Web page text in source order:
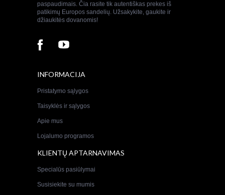
paspaudimais. Čia rasite tik autentiškas prekes iš
patikimų Europos sandelių. Užsakykite, gaukite ir
džiaukitės dovanomis!
INFORMACIJA
Pristatymo sąlygos
Taisyklės ir sąlygos
Apie mus
Lojalumo programos
KLIENTŲ APTARNAVIMAS
Specialūs pasiūlymai
Susisiekite su mumis